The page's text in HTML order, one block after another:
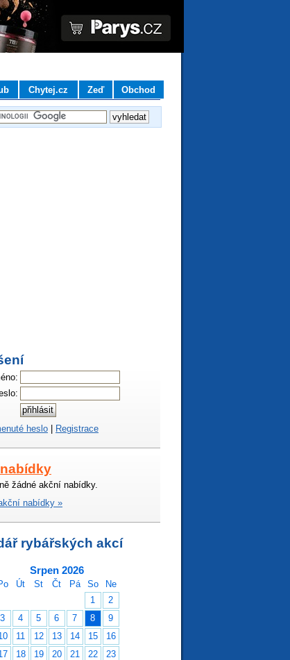
Chytej.cz Zeď Obchod
heslo | Registrace
žádné akční nabídky.
nabídky »
rybářských akcí
Srpen 2026
Út St Čt Pá So
Ne
1
2
3
4 5 6 7 8
9
11 12 13 14 15
16
18 19 20 21 22
23